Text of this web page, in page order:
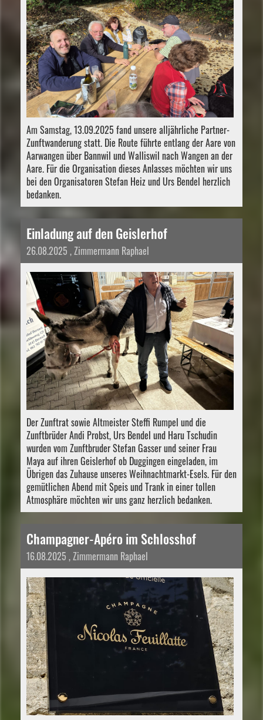
Am Samstag, 13.09.2025 fand unsere alljährliche Partner-
Zunftwanderung statt. Die Route führte entlang der Aare von
Aarwangen über Bannwil und Walliswil nach Wangen an der
Aare. Für die Organisation dieses Anlasses möchten wir uns
bei den Organisatoren Stefan Heiz und Urs Bendel herzlich
bedanken.
Einladung auf den Geislerhof
26.08.2025 , Zimmermann Raphael
Der Zunftrat sowie Altmeister Steffi Rumpel und die
Zunftbrüder Andi Probst, Urs Bendel und Haru Tschudin
wurden vom Zunftbruder Stefan Gasser und seiner Frau
Maya auf ihren Geislerhof ob Duggingen eingeladen, im
Übrigen das Zuhause unseres Weihnachtmarkt-Esels. Für den
gemütlichen Abend mit Speis und Trank in einer tollen
Atmosphäre möchten wir uns ganz herzlich bedanken.
Champagner-Apéro im Schlosshof
16.08.2025 , Zimmermann Raphael